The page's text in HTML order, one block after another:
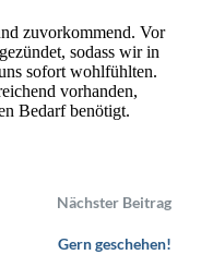
zuvorkommend. Vor
sodass wir in
sofort wohlfühlten.
vorhanden,
Bedarf benötigt.
Nächster Beitrag
Gern geschehen!